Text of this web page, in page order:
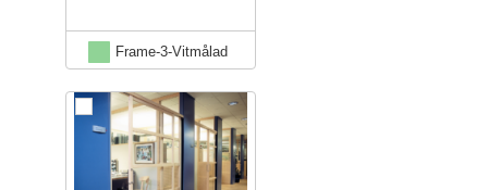
Frame-3-Vitmålad